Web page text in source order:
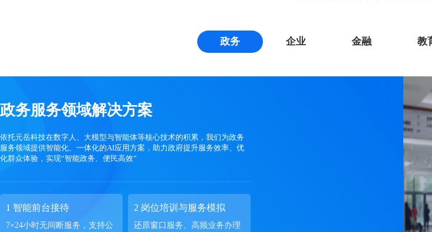
政务 企业 金融 教
政务服务领域解决方案
依托元岳科技在数字人、大模型与智能体等核心技术的积累，我们为政务
服务领域提供智能化、一体化的AI应用方案，助力政府提升服务效率、优
化群众体验，实现“智能政务、便民高效”
1 智能前台接待
7×24小时无间断服务，支持公
2 岗位培训与服务模拟
还原窗口服务、高频业务办理